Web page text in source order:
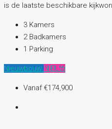
is de laatste beschikbare
3 Kamers
2 Badkamers
1 Parking
Nieuwbouw NIEUW
Vanaf€174,900